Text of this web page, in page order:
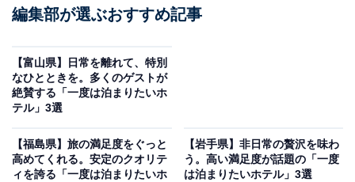
スパ 南紀白浜」公式Webサイトより）
「インフィニート ホテル＆スパ 南紀白浜」は白浜の高台
編集部が選ぶおすすめ記事
【富山県】日常を離れて、特別
なひとときを。多くのゲストが
絶賛する「一度は泊まりたいホ
テル」3選
【福島県】旅の満足度をぐっと
高めてくれる。安定のクオリテ
ィを誇る「一度は泊まりたいホ
【岩手県】非日常の贅沢を味わ
う。高い満足度が話題の「一度
は泊まりたいホテル」3選